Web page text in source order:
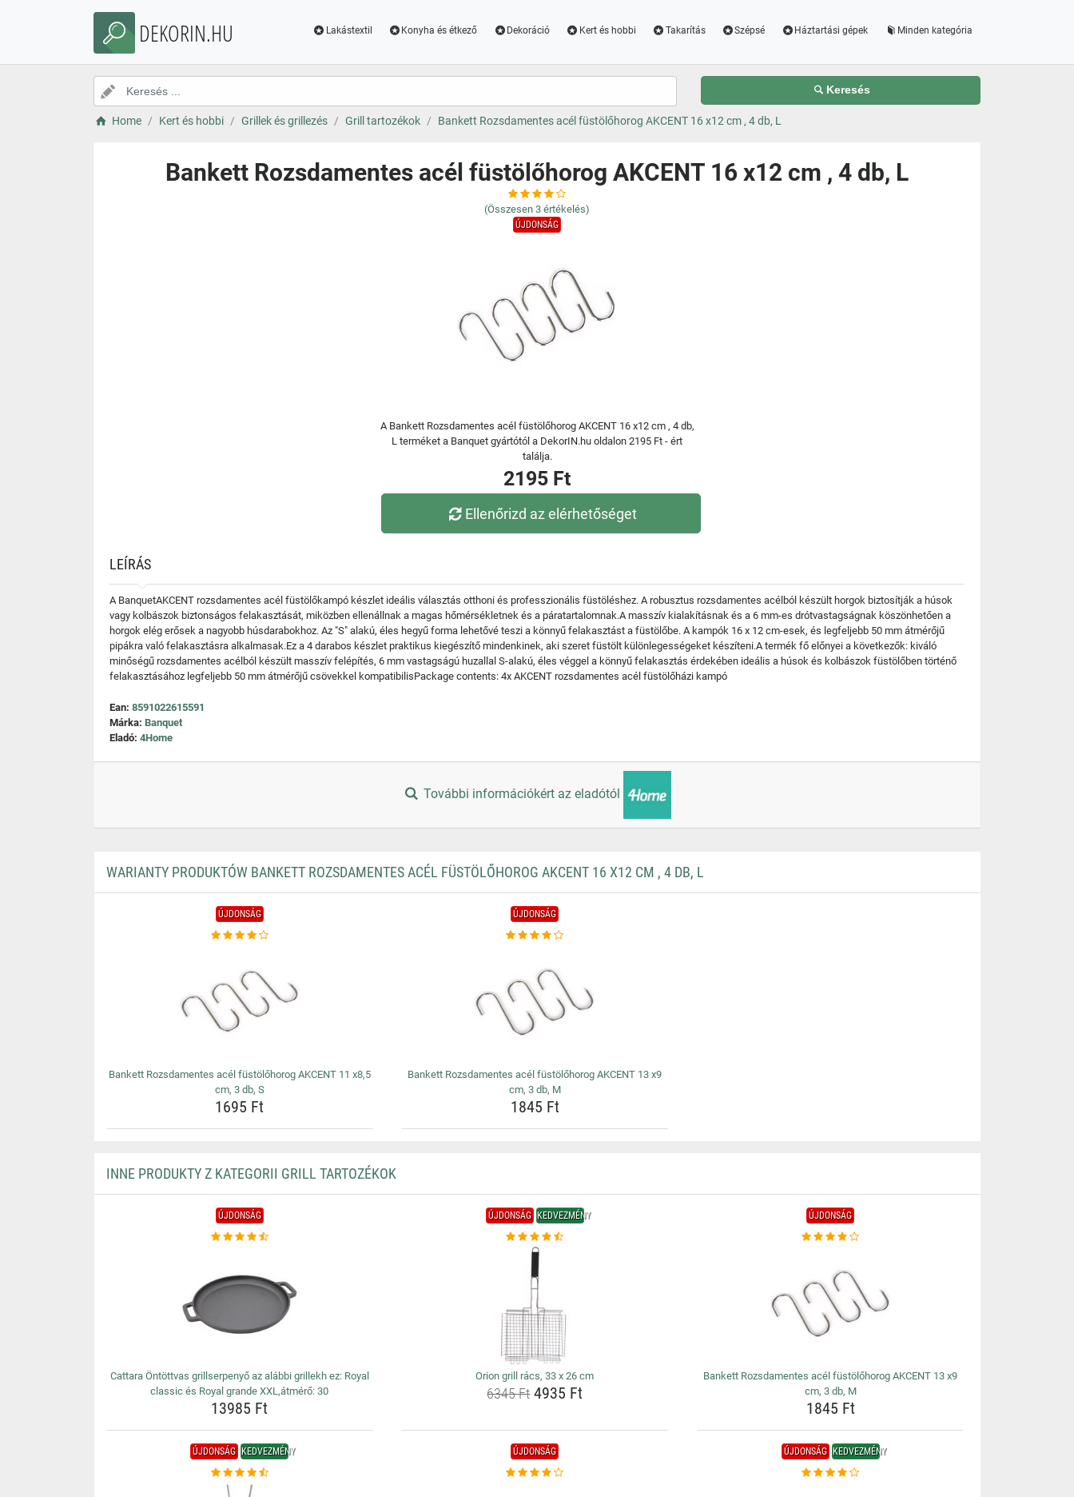
DEKORIN.HU Lakástextil Konyha és étkező Dekoráció Kert és hobbi Takarítás Szépsé Háztartási gépek Minden kategória
Keresés
Home Kert és hobbi Grillek és grillezés Grill tartozékok Bankett Rozsdamentes acél füstölőhorog AKCENT 16 x12 cm , 4 db, L
Bankett Rozsdamentes acél füstölőhorog AKCENT 16 x12 cm , 4 db, L
(Összesen 3 értékelés)
ÚJDONSÁG
A Bankett Rozsdamentes acél füstölőhorog AKCENT 16 x12 cm , 4 db,
L terméket a Banquet gyártótól a DekorIN.hu oldalon 2195 Ft - ért
találja.
2195 Ft
Ellenőrizd az elérhetőséget
LEÍRÁS
A BanquetAKCENT rozsdamentes acél füstölőkampó készlet ideális választás otthoni és professzionális füstöléshez. A robusztus rozsdamentes acélból készült horgok biztosítják a húsok
vagy kolbászok biztonságos felakasztását, miközben ellenállnak a magas hőmérsékletnek és a páratartalomnak.A masszív kialakításnak és a 6 mm-es drótvastagságnak köszönhetően a
horgok elég erősek a nagyobb húsdarabokhoz. Az "S" alakú, éles hegyű forma lehetővé teszi a könnyű felakasztást a füstölőbe. A kampók 16 x 12 cm-esek, és legfeljebb 50 mm átmérőjű
pipákra való felakasztásra alkalmasak.Ez a 4 darabos készlet praktikus kiegészítő mindenkinek, aki szeret füstölt különlegességeket készíteni.A termék fő előnyei a következők: kiváló
minőségű rozsdamentes acélból készült masszív felépítés, 6 mm vastagságú huzallal S-alakú, éles véggel a könnyű felakasztás érdekében ideális a húsok és kolbászok füstölőben történő
felakasztásához legfeljebb 50 mm átmérőjű csövekkel kompatibilisPackage contents: 4x AKCENT rozsdamentes acél füstölőházi kampó
Ean: 8591022615591
Márka: Banquet
Eladó: 4Home
További információkért az eladótól
WARIANTY PRODUKTÓW BANKETT ROZSDAMENTES ACÉL FÜSTÖLŐHOROG AKCENT 16 X12 CM , 4 DB, L
ÚJDONSÁG
Bankett Rozsdamentes acél füstölőhorog AKCENT 11 x8,5
cm, 3 db, S
1695 Ft
ÚJDONSÁG
Bankett Rozsdamentes acél füstölőhorog AKCENT 13 x9
cm, 3 db, M
1845 Ft
INNE PRODUKTY Z KATEGORII GRILL TARTOZÉKOK
ÚJDONSÁG
Cattara Öntöttvas grillserpenyő az alábbi grillekh ez: Royal
classic és Royal grande XXL,átmérő: 30
13985 Ft
ÚJDONSÁG KEDVEZMÉNY
Orion grill rács, 33 x 26 cm
6345 Ft4935 Ft
ÚJDONSÁG
Bankett Rozsdamentes acél füstölőhorog AKCENT 13 x9
cm, 3 db, M
1845 Ft
ÚJDONSÁG KEDVEZMÉNY ÚJDONSÁG ÚJDONSÁG KEDVEZMÉNY